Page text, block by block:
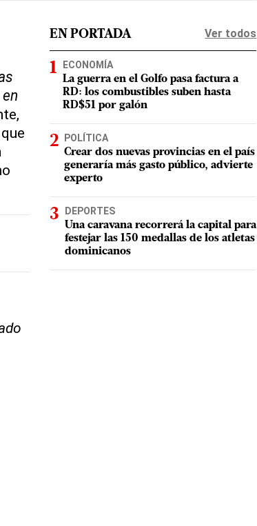
EN PORTADA Ver todos
ECONOMÍA
La guerra en el Golfo pasa factura a
RD: los combustibles suben hasta
RD$51 por galón
POLÍTICA
Crear dos nuevas provincias en el país
generaría más gasto público, advierte
experto
DEPORTES
Una caravana recorrerá la capital para
festejar las 150 medallas de los atletas
dominicanos